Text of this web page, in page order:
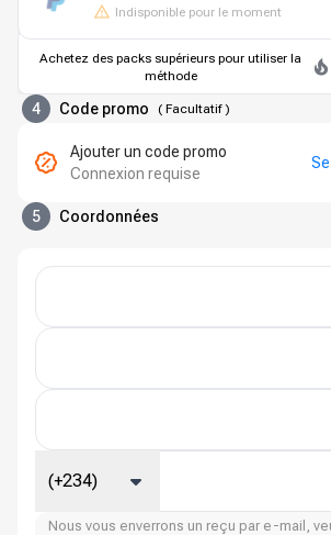
Indisponible pour le moment
Achetez des packs supérieurs pour utiliser la
méthode
4 Code promo ( Facultatif)
Ajouter un code promo
Connexion requise
5 Coordonnées
(+234)
Nous vous enverrons un reçu par e-mail,